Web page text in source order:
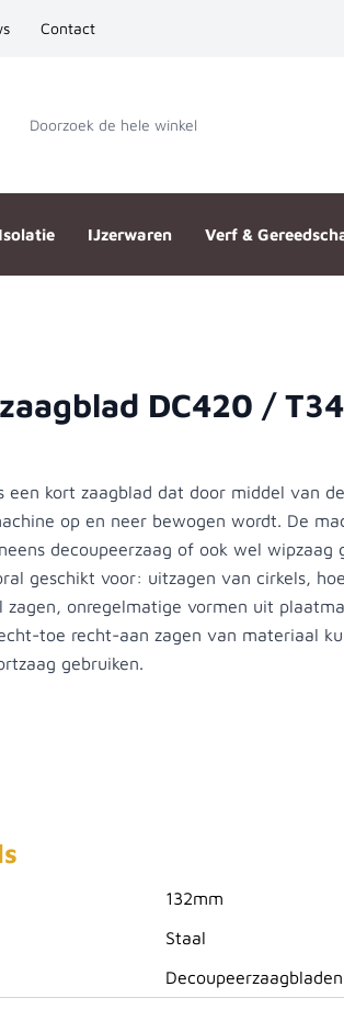
Contact
Doorzoek de hele winkel
IJzerwaren Verf &
DC420 /
een kort zaagblad dat door middel van
op en neer bewogen wordt. De
decoupeerzaag of ook wel wipzaag
geschikt voor: uitzagen van cirkels,
zagen, onregelmatige vormen uit
toe recht-aan zagen van materiaal
gebruiken.
132mm
Staal
Decoupeerzaagbladen